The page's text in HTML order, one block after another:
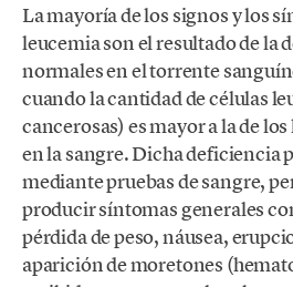
La mayoría de los signos y los
leucemia son el resultado de la
normales en el torrente
cuando la cantidad de células
cancerosas) es mayor a la de
en la sangre. Dicha deficiencia
mediante pruebas de sangre,
producir síntomas generales
pérdida de peso, náusea,
aparición de moretones